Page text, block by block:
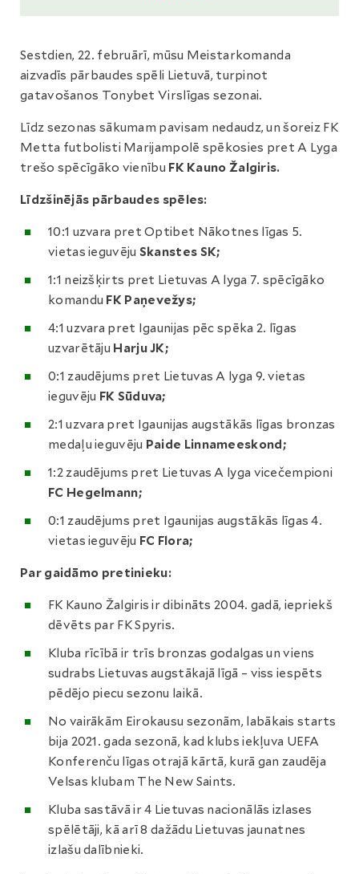
Sestdien, 22. februārī, mūsu Meistarkomanda
aizvadīs pārbaudes spēli Lietuvā, turpinot
gatavošanos Tonybet Virslīgas sezonai.
Līdz sezonas sākumam pavisam nedaudz, un šoreiz FK
Metta futbolisti Marijampolē spēkosies pret A Lyga
trešo spēcīgāko vienību FK Kauno Žalgiris.
Līdzšinējās pārbaudes spēles:
10:1 uzvara pret Optibet Nākotnes līgas 5.
vietas ieguvēju Skanstes SK;
1:1 neizšķirts pret Lietuvas A lyga 7. spēcīgāko
komandu FK Paņevežys;
4:1 uzvara pret Igaunijas pēc spēka 2. līgas
uzvarētāju Harju JK;
0:1 zaudējums pret Lietuvas A lyga 9. vietas
ieguvēju FK Sūduva;
2:1 uzvara pret Igaunijas augstākās līgas bronzas
medaļu ieguvēju Paide Linnameeskond;
1:2 zaudējums pret Lietuvas A lyga vicečempioni
FC Hegelmann;
0:1 zaudējums pret Igaunijas augstākās līgas 4.
vietas ieguvēju FC Flora;
Par gaidāmo pretinieku:
FK Kauno Žalgiris ir dibināts 2004. gadā, iepriekš
dēvēts par FK Spyris.
Kluba rīcībā ir trīs bronzas godalgas un viens
sudrabs Lietuvas augstākajā līgā – viss iespēts
pēdējo piecu sezonu laikā.
No vairākām Eirokausu sezonām, labākais starts
bija 2021. gada sezonā, kad klubs iekļuva UEFA
Konferenču līgas otrajā kārtā, kurā gan zaudēja
Velsas klubam The New Saints.
Kluba sastāvā ir 4 Lietuvas nacionālās izlases
spēlētāji, kā arī 8 dažādu Lietuvas jaunatnes
izlašu dalībnieki.